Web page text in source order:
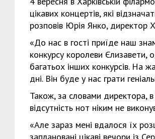
цікавих концертів, які
розповів Юрія Янко, директор
«До нас в гості приїде наш
конкурсу королеви Єлизавети,
багатьох інших конкурсів. На
дні. Він буде у нас грати
Також, за словами директора,
відсутність нот ніким не
«Але зараз мені вдалося їх